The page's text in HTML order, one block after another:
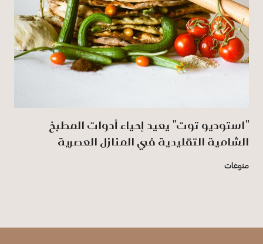
"استوديو توت" يعيد إحياء أدوات المطبخ
الشامية التقليدية في المنازل العصرية
منوعات